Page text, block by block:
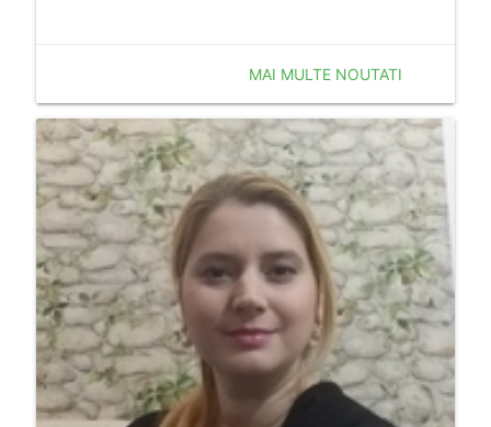
MAI MULTE NOUTATI